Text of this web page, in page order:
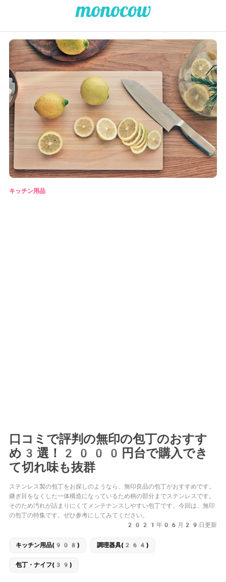
キッチン用品
口コミで評判の無印の包丁のおすす
め3選！2000円台で購入でき
て切れ味も抜群
ステンレス製の包丁をお探しのようなら、無印良品の包丁がおすすめです。
継ぎ目をなくした一体構造になっているため柄の部分までステンレスです。
そのため汚れが詰まりにくてメンテナンスしやすい包丁です。今回は、無印
の包丁の特集です。ぜひ参考にしてみてください。
2021年06月29日更新
キッチン用品(908) 調理器具(264)
包丁・ナイフ(39)